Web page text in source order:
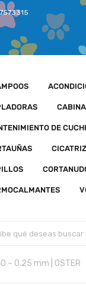
DE
– 0.25 mm | OSTER